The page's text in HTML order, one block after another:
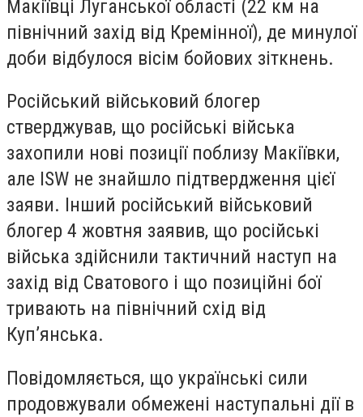
Макіївці Луганської області (22 км на
північний захід від Кремінної), де минулої
доби відбулося вісім бойових зіткнень.
Російський військовий блогер
стверджував, що російські війська
захопили нові позиції поблизу Макіївки,
але ISW не знайшло підтвердження цієї
заяви. Інший російський військовий
блогер 4 жовтня заявив, що російські
війська здійснили тактичний наступ на
захід від Сватового і що позиційні бої
тривають на північний схід від
Куп’янська.
Повідомляється, що українські сили
продовжували обмежені наступальні дії в